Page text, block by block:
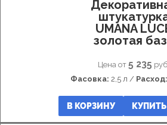
UMANA
золотая
Цена от 5 235
Фасовка: 2,5 л / Расход:
В КОРЗИНУ